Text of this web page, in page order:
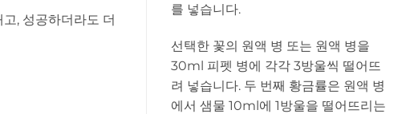
, 성공하더라도 더
를 넣습니다.
선택한 꽃의 원액 병 또는 원액 병을
30ml 피펫 병에 각각 3방울씩 떨어뜨
려 넣습니다. 두 번째 황금률은 원액 병
에서 샘물 10ml에 1방울을 떨어뜨리는